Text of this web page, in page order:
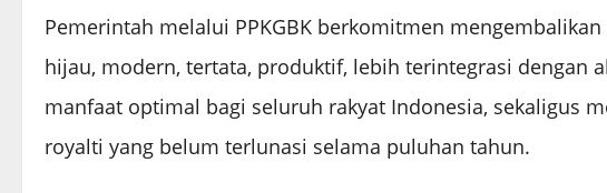
Pemerintah melalui PPKGBK berkomitmen
hijau, modern, tertata, produktif, lebih terintegrasi dengan
manfaat optimal bagi seluruh rakyat Indonesia, sekaligus
royalti yang belum terlunasi selama puluhan tahun.